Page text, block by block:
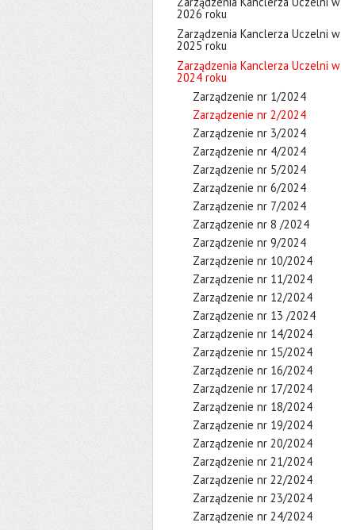
2026 roku
Zarządzenia Kanclerza Uczelni w
2025 roku
Zarządzenia Kanclerza Uczelni w
2024 roku
Zarządzenie nr 1/2024
Zarządzenie nr 2/2024
Zarządzenie nr 3/2024
Zarządzenie nr 4/2024
Zarządzenie nr 5/2024
Zarządzenie nr 6/2024
Zarządzenie nr 7/2024
Zarządzenie nr 8 /2024
Zarządzenie nr 9/2024
Zarządzenie nr 10/2024
Zarządzenie nr 11/2024
Zarządzenie nr 12/2024
Zarządzenie nr 13 /2024
Zarządzenie nr 14/2024
Zarządzenie nr 15/2024
Zarządzenie nr 16/2024
Zarządzenie nr 17/2024
Zarządzenie nr 18/2024
Zarządzenie nr 19/2024
Zarządzenie nr 20/2024
Zarządzenie nr 21/2024
Zarządzenie nr 22/2024
Zarządzenie nr 23/2024
Zarządzenie nr 24/2024